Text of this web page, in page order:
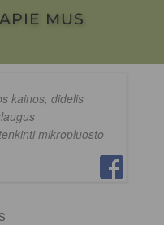
MUS
kainos, didelis
mikropluosto